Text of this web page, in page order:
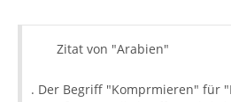
Zitat von "Arabien"
. Der Begriff "Komprmieren" für